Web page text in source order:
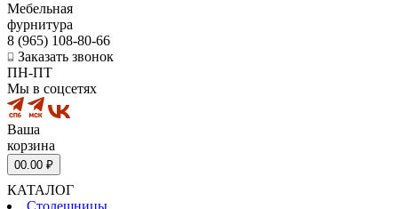
Мебельная
фурнитура
8 (965) 108-80-66
Заказать звонок
ПН-ПТ
Мы в соцсетях
Ваша
корзина
00.00 ₽
КАТАЛОГ
Столешницы